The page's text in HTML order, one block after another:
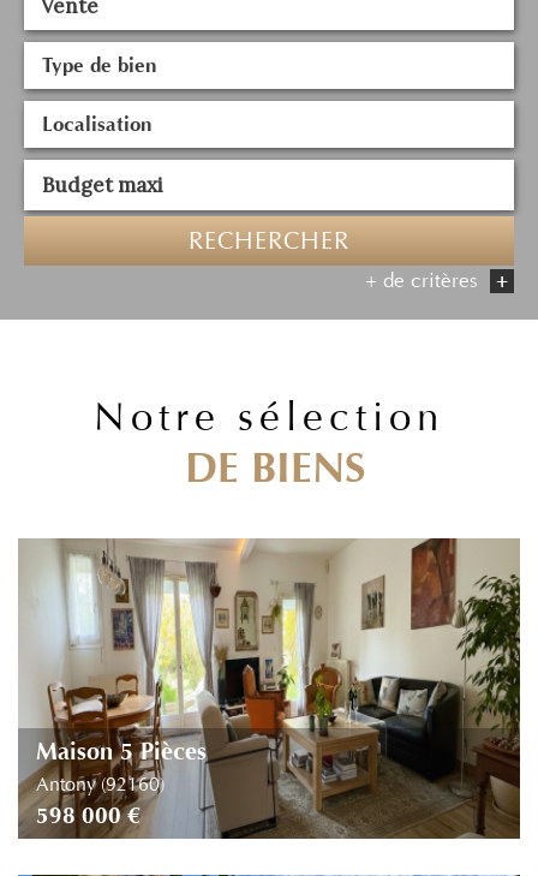
Vente
Piscine Parking Terrasse
RECHERCHER
+ de critères +
notre sélection
DE BIENS
Maison 5 Pièces
Antony (92160)
598 000 €